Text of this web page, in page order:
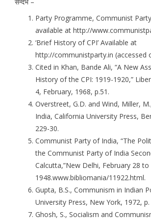
Party Programme, Communist
available at http://
‘Brief History of CPI’ Available at
http://communistparty.in (accessed
Cited in Khan, Bande Ali, “A New
History of the CPI: 1919-1920,”
4, February, 1968, p.51.
Overstreet, G.D. and Wind, Miller,
India, California University Press,
229-30.
Communist Party of India, “The
the Communist Party of India
Calcutta,”New Delhi, February 28
1948.www.bibliomania/11922.html.
Gupta, B.S., Communism in Indian
University Press, New York, 1972, p.
Ghosh, S., Socialism and